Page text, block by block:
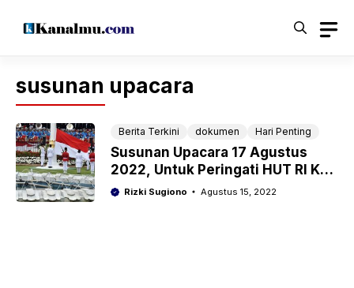
susunan upacara
Berita Terkini dokumen Hari Penting
Susunan Upacara 17 Agustus
2022, Untuk Peringati HUT RI Ke-
77Rizki Sugiono Agustus 15, 2022